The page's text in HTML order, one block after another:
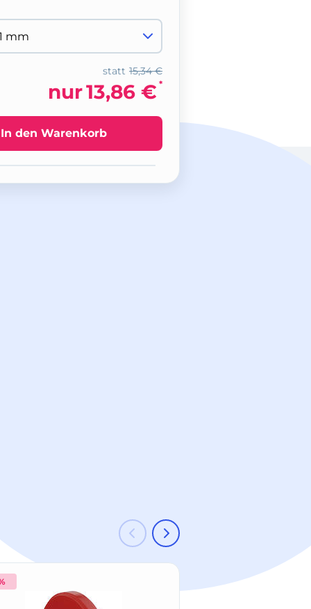
15,34 €
statt
nur13,86 € *
In den Warenkorb
-21 %